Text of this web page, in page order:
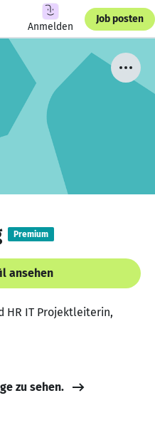
Anmelden
Job posten
Premium
ansehen
HR IT Projektleiterin,
zu sehen.